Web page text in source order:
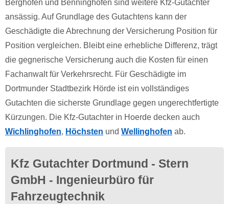
Berghofen und Benninghofen sind weitere Kfz-Gutachter
ansässig. Auf Grundlage des Gutachtens kann der
Geschädigte die Abrechnung der Versicherung Position für
Position vergleichen. Bleibt eine erhebliche Differenz, trägt
die gegnerische Versicherung auch die Kosten für einen
Fachanwalt für Verkehrsrecht. Für Geschädigte im
Dortmunder Stadtbezirk Hörde ist ein vollständiges
Gutachten die sicherste Grundlage gegen ungerechtfertigte
Kürzungen. Die Kfz-Gutachter in Hoerde decken auch
Wichlinghofen, Höchsten und Wellinghofen ab.
Kfz Gutachter Dortmund - Stern
GmbH - Ingenieurbüro für
Fahrzeugtechnik